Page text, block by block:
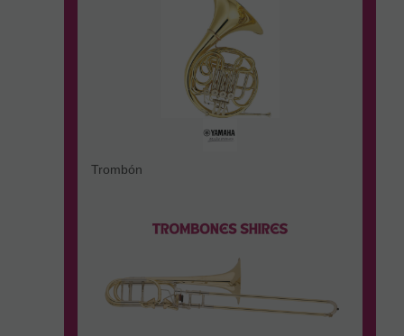
Trombón